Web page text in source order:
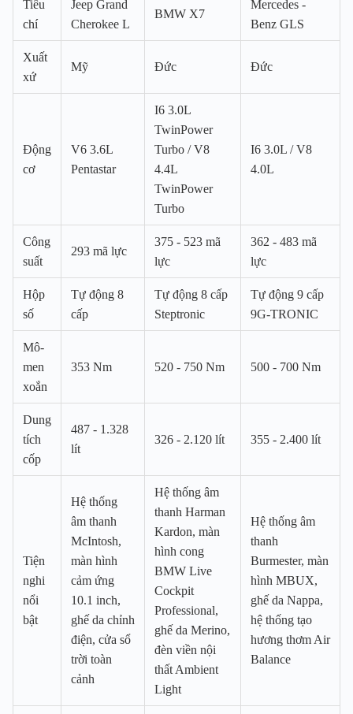
Tiêu
chí
Jeep Grand
Cherokee L
BMW X7
Mercedes -
Benz GLS
Xuất
xứ
Mỹ Đức Đức
Động
cơ
V6 3.6L
Pentastar
I6 3.0L
TwinPower
Turbo / V8
4.4L
TwinPower
Turbo
I6 3.0L / V8
4.0L
Công
suất
293 mã lực
375 - 523 mã
lực
362 - 483 mã
lực
Hộp
số
Tự động 8
cấp
Tự động 8 cấp
Steptronic
Tự động 9 cấp
9G-TRONIC
Mô-
men
xoắn
353 Nm 520 - 750 Nm 500 - 700 Nm
Dung
tích
cốp
487 - 1.328
lít
326 - 2.120 lít 355 - 2.400 lít
Tiện
nghi
nổi
bật
Hệ thống
âm thanh
McIntosh,
màn hình
cảm ứng
10.1 inch,
ghế da chỉnh
điện, cửa sổ
trời toàn
cảnh
Hệ thống âm
thanh Harman
Kardon, màn
hình cong
BMW Live
Cockpit
Professional,
ghế da Merino,
đèn viền nội
thất Ambient
Light
Hệ thống âm
thanh
Burmester, màn
hình MBUX,
ghế da Nappa,
hệ thống tạo
hương thơm Air
Balance